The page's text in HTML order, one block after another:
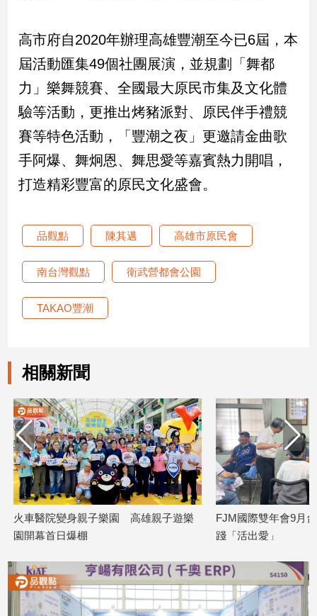
運
動
寵
物
Pet
影
音
專
稿
區
【我
的
觀
點】
高市府自2020年辦理高雄豐潮至今已6屆，本
屆活動匯集49個社團展演，並規劃「舞都
力」樂舞競賽、全國最大原民市集及文化體
驗等活動，更推出烤豬派對、原民伴手禮競
賽等特色活動，「豐潮之夜」更邀請金曲歌
手阿爆、舞炯恩、舞思愛等嘉賓熱力開唱，
打造精彩豐富的原民文化盛會。
品觀點 陳其邁 高雄市原民會
南台灣觀點 衛武營都會公園
TAKAO豐潮
相關新聞
火車醫院變身親子樂園 高雄親子遊樂
園開幕首日爆棚
FJM國際雙年會9月
踐「活出愛」